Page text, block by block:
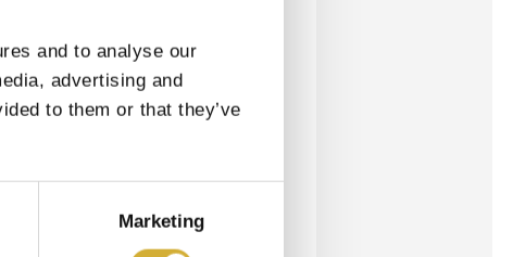
and to analyse our
advertising and
to them or that they’ve
Marketing